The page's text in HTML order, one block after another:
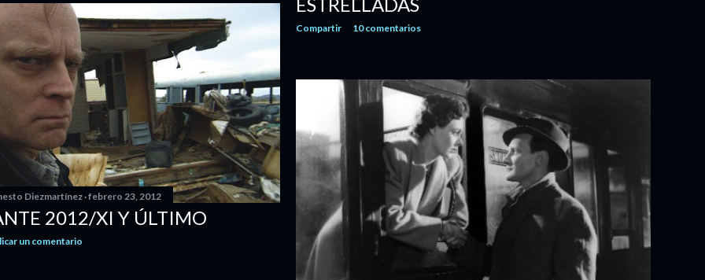
Compartir 10 comentarios
Diezmartínez febrero 23, 2012
2012/XI Y ÚLTIMO
un comentario